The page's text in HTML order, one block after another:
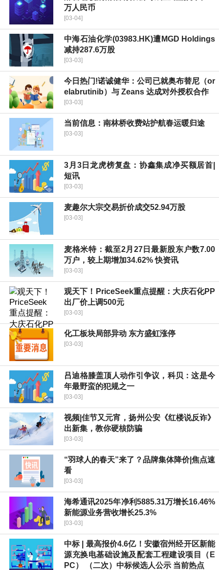
万人民币
[03-04]
中海石油化学(03983.HK)遭MGD Holdings
减持287.6万股
[03-03]
今日热门!诺诚健华：公司已就奥布替尼（or
elabrutinib）与 Zeans 达成对外授权合作
[03-03]
当前信息：南林桥收费站护航春运暖归途
[03-03]
3月3日龙虎榜复盘：协鑫集成净买额居首|
短讯
[03-03]
麦趣尔大宗交易折价成交52.94万股
[03-03]
麦格米特：截至2月27日最新股东户数7.00
万户，较上期增加34.62% 快资讯
[03-03]
观天下！PriceSeek重点提醒：大庆石化PP
出厂价上调500元
[03-03]
化工板块局部异动 东方盛虹涨停
[03-03]
吕迪格膝盖顶人动作引争议，科贝：这是今
年最野蛮的犯规之一
[03-03]
视频|佳节又元宵，扬州公安《红楼说反诈》
出新集，教你硬核防骗
[03-03]
“羽球人的春天”来了？品牌集体降价|焦点速
看
[03-03]
海希通讯2025年净利5885.31万增长16.46%
新能源业务营收增长25.3%
[03-03]
中标 | 最高报价4.6亿！安徽宿州经开区新能
源充换电基础设施及配套工程建设项目（E
PC） （二次）中标候选人公示 当前热点